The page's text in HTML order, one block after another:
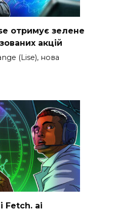
отримує зелене
акцій
(Lise), нова
Fetch. ai